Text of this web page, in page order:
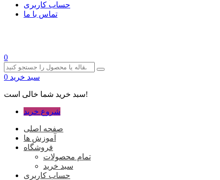
حساب کاربری
تماس با ما
0
سبد خرید 0
سبد خرید شما خالی است!
شروع خرید
صفحه اصلی
آموزش ها
فروشگاه
تمام محصولات
سبد خرید
حساب کاربری